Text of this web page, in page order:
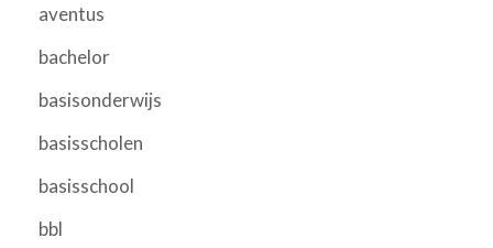
aventus
bachelor
basisonderwijs
basisscholen
basisschool
bbl